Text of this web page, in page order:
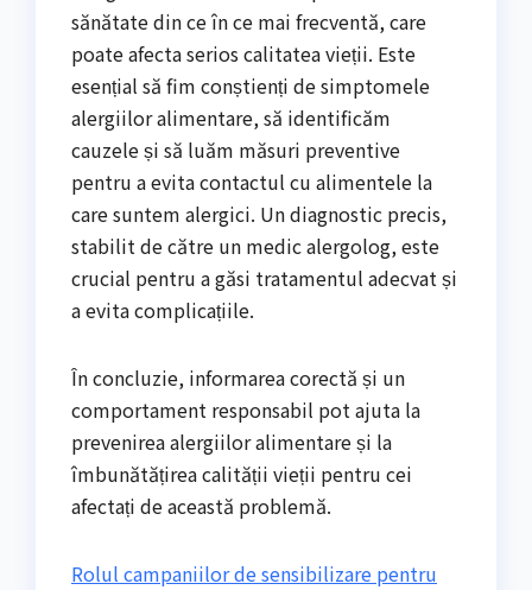
sănătate din ce în ce mai frecventă, care
poate afecta serios calitatea vieții. Este
esențial să fim conștienți de simptomele
alergiilor alimentare, să identificăm
cauzele și să luăm măsuri preventive
pentru a evita contactul cu alimentele la
care suntem alergici. Un diagnostic precis,
stabilit de către un medic alergolog, este
crucial pentru a găsi tratamentul adecvat și
a evita complicațiile.
În concluzie, informarea corectă și un
comportament responsabil pot ajuta la
prevenirea alergiilor alimentare și la
îmbunătățirea calității vieții pentru cei
afectați de această problemă.
Rolul campaniilor de sensibilizare pentru